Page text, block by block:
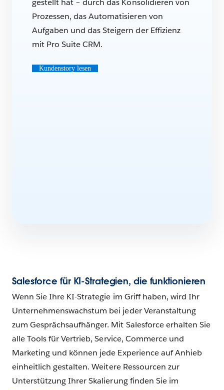
Prozessen, das Automatisieren von
Aufgaben und das Steigern der Effizienz
mit Pro Suite CRM.
Kundenstory lesen
Salesforce für KI-Strategien, die funktionieren
Wenn Sie Ihre KI-Strategie im Griff haben, wird Ihr
Unternehmenswachstum bei jeder Veranstaltung
zum Gesprächsaufhänger. Mit Salesforce erhalten Sie
alle Tools für Vertrieb, Service, Commerce und
Marketing und können jede Experience auf Anhieb
einheitlich gestalten. Weitere Ressourcen zur
Unterstützung Ihrer Skalierung finden Sie im